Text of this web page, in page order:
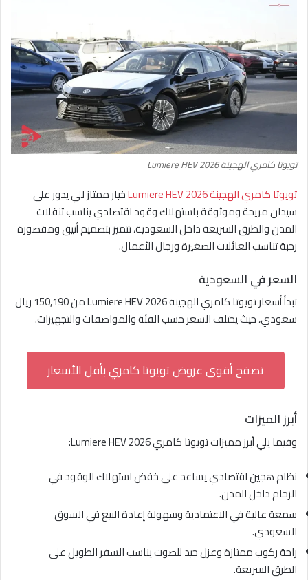
تويوتا كامري الهجينة Lumiere HEV 2026
تويوتا كامري الهجينة Lumiere HEV 2026
خيار ممتاز للي يدور على
سيدان مريحة وموثوقة باستهلاك وقود اقتصادي يناسب تنقلات
المدن والطرق السريعة داخل السعودية، تتميز بتصميم أنيق ومقصورة
رحبة تناسب العائلات الصغيرة ورجال الأعمال.
السعر في السعودية
تبدأ أسعار تويوتا كامري الهجينة Lumiere HEV 2026 من 150,190 ريال
سعودي، حيث يختلف السعر حسب الفئة والمواصفات والتجهيزات.
تصفح أقوى عروض تويوتا كامري بأقل الأسعار
أبرز الميزات
وفيما يلي أبرز مميزات تويوتا كامري Lumiere HEV 2026:
نظام هجين اقتصادي يساعد على خفض استهلاك الوقود في
الزحام داخل المدن.
سمعة عالية في الاعتمادية وسهولة إعادة البيع في السوق
السعودي.
راحة ركوب ممتازة وعزل جيد للصوت يناسب السفر الطويل على
الطرق السريعة.